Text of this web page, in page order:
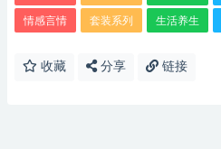
情感言情 套装系列 生活养生
收藏 分享 链接